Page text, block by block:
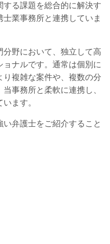
る課題を総合的に解決す
業事務所と連携していま
野において、独立して高
ナルです。通常は個別に
り複雑な案件や、複数の分
事務所と柔軟に連携し、
ます。
弁護士をご紹介すること